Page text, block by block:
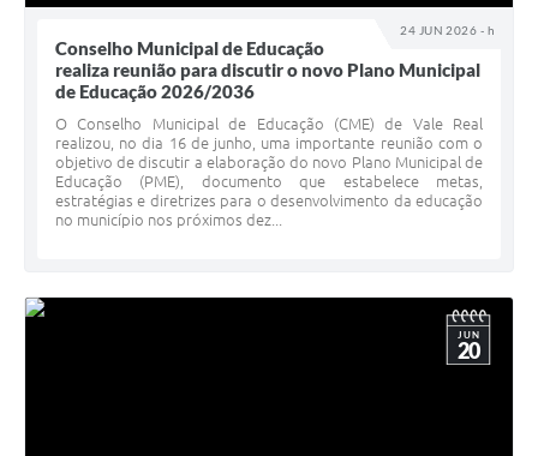
24 JUN 2026 - h
Conselho Municipal de Educação
realiza reunião para discutir o novo Plano Municipal
de Educação 2026/2036
O Conselho Municipal de Educação (CME) de Vale Real
realizou, no dia 16 de junho, uma importante reunião com o
objetivo de discutir a elaboração do novo Plano Municipal de
Educação (PME), documento que estabelece metas,
estratégias e diretrizes para o desenvolvimento da educação
no município nos próximos dez...
JUN
20